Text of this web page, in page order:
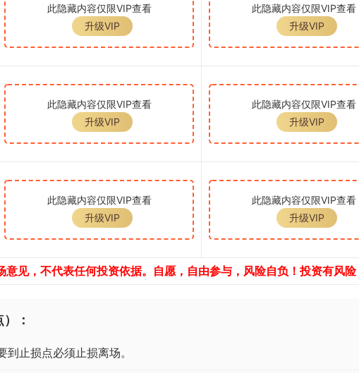
此隐藏内容仅限VIP查看
升级VIP
此隐藏内容仅限VIP查看
升级VIP
此隐藏内容仅限VIP查看
升级VIP
此隐藏内容仅限VIP查看
升级VIP
此隐藏内容仅限VIP查看
升级VIP
此隐藏内容仅限VIP查看
升级VIP
见，不代表任何投资依据。自愿，自由参与，风险自负！投资有风
：
止损点必须止损离场。